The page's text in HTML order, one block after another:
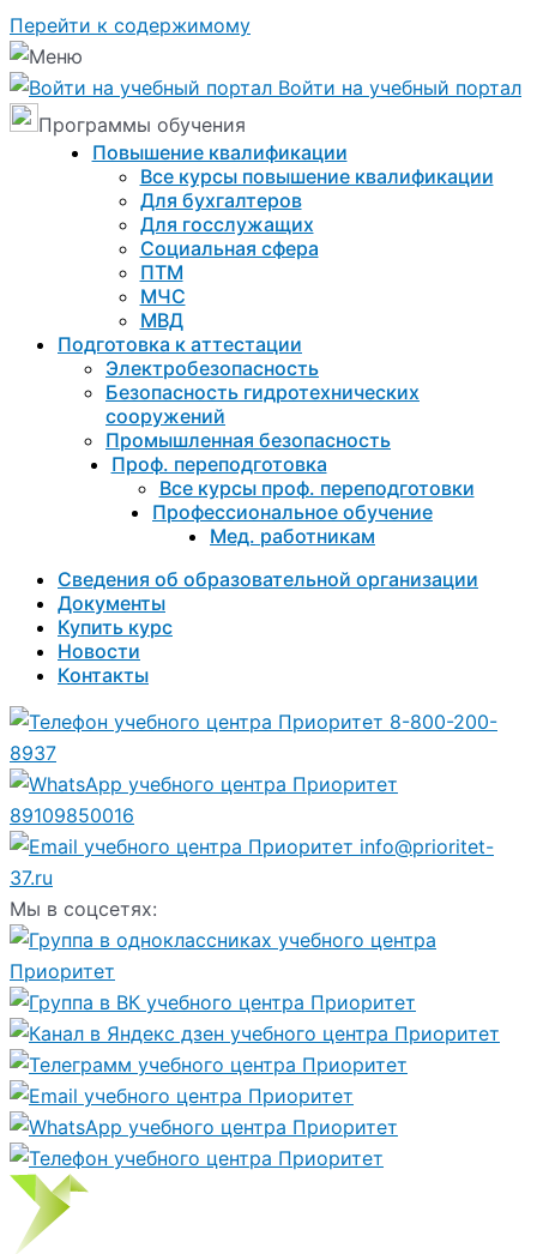
Перейти к содержимому
Войти на учебный портал
Программы обучения
Повышение квалификации
Все курсы повышение квалификации
Для бухгалтеров
Для госслужащих
Социальная сфера
ПТМ
МЧС
МВД
Подготовка к aттестации
Электробезопасность
Безопасность гидротехнических
сооружений
Промышленная безопасность
Проф. переподготовка
Все курсы проф. переподготовки
Профессиональное обучение
Мед. работникам
Сведения об образовательной организации
Документы
Купить курс
Новости
Контакты
8-800-200-
8937
89109850016
info@prioritet-
37.ru
Мы в соцсетях: